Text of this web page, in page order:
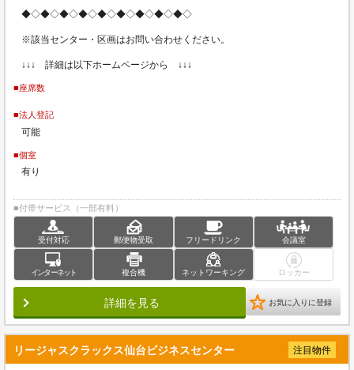
◆◇◆◇◆◇◆◇◆◇◆◇◆◇◆◇◆◇
※該当センター・区画はお問い合わせください。
↓↓↓ 詳細は以下ホームページから ↓↓↓
■座席数
■法人登記
可能
■個室
有り
■付帯サービス（一部有料）
受付対応 郵便物受取 フリードリンク 会議室
インターネット 複合機 ネットワーキング ロッカー
詳細を見る お気に入りに登録
リージャスクラックス仙台ビジネスセンター 注目物件